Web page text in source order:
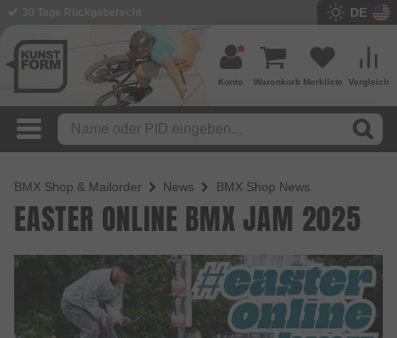
DE
Vergleich
Merkliste
Warenkorb
Konto
BMX Shop & Mailorder News BMX Shop News
EASTER ONLINE BMX JAM 2025